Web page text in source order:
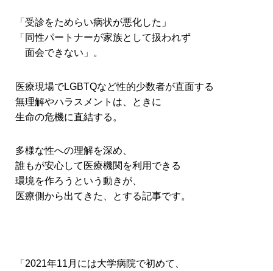
「受診をためらい病状が悪化した」
「同性パートナーが家族として扱われず
面会できない」。
医療現場でLGBTQなど性的少数者が直面する
無理解やハラスメントは、ときに
生命の危機に直結する。
多様な性への理解を深め、
誰もが安心して医療機関を利用できる
環境を作ろうという動きが、
医療側から出てきた、とする記事です。
「2021年11月には大学病院で初めて、